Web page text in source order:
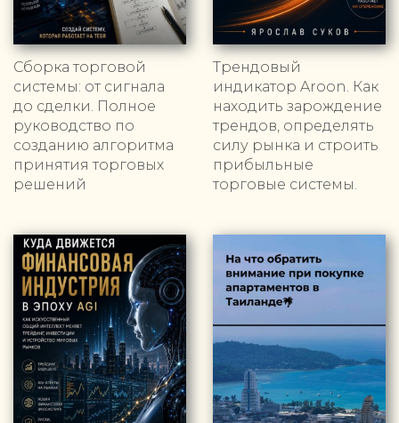
Сборка торговой
системы: от сигнала
до сделки. Полное
руководство по
созданию алгоритма
принятия торговых
решений
Трендовый
индикатор Aroon. Как
находить зарождение
трендов, определять
силу рынка и строить
прибыльные
торговые системы.